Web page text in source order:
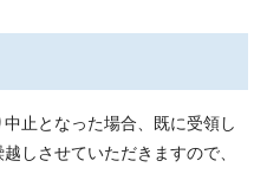
止となった場合、既に受領し
しさせていただきますので、